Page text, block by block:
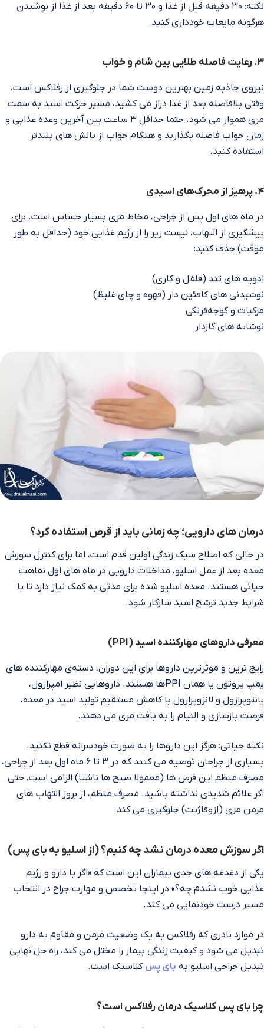
نکته: ۳۰ دقیقه قبل از غذا و ۳۰ تا ۶۰ دقیقه بعد از غذا از نوشیدن
هرگونه مایعات خودداری کنید.
۳. رعایت فاصله طلایی بین شام و خواب
نیروی جاذبه زمین بهترین دوست شما در جلوگیری از رفلاکس است.
وقتی بلافاصله بعد از غذا دراز می‌ کشید، مسیر حرکت اسید به سمت
مری هموار می‌ شود. حتما حداقل ۳ ساعت بین آخرین وعده غذایی و
زمان خواب فاصله بگذارید و هنگام خواب از بالش‌ های بلندتر
استفاده کنید.
۴. پرهیز از محرک‌های اسیدی
در ماه‌ های اول پس از جراحی، مخاط مری بسیار حساس است. برای
پیشگیری از التهاب، لیست زیر را از رژیم غذایی خود (حداقل به طور
موقت) حذف کنید:
ادویه‌ های تند (فلفل و کاری)
نوشیدنی‌ های کافئین‌ دار (قهوه و چای غلیظ)
مرکبات و گوجه‌فرنگی
نوشابه‌ های گازدار
درمان‌ های دارویی؛ چه زمانی باید از قرص استفاده کرد؟
در حالی که اصلاح سبک زندگی اولین قدم است، اما برای کنترل سوزش
معده بعد از عمل اسلیو، مداخلات دارویی در ماه‌ های اول نقاهت
حیاتی هستند. معده اسلیو شده برای مدتی به کمک نیاز دارد تا با
شرایط جدید ترشح اسید سازگار شود.
معرفی داروهای مهارکننده اسید (PPI)
رایج‌ ترین و موثرترین داروها برای این دوران، دسته‌ی مهارکننده‌ های
پمپ پروتون یا همان PPIها هستند. داروهایی نظیر امپرازول،
پانتوپرازول و لانزوپرازول با کاهش مستقیم تولید اسید در معده،
فرصت بازسازی و التیام را به بافت مری می‌ دهند.
نکته حیاتی: هرگز این داروها را به صورت خودسرانه قطع نکنید.
بسیاری از جراحان توصیه می‌ کنند که در ۳ تا ۶ ماه اول بعد از جراحی،
مصرف منظم این قرص‌ ها (معمولا صبح‌ ها ناشتا) الزامی است، حتی
اگر علائم شدیدی نداشته باشید. مصرف منظم، از بروز التهاب‌ های
مزمن مری (ازوفاژیت) جلوگیری می‌ کند.
اگر سوزش معده درمان نشد چه کنیم؟ (از اسلیو به بای‌ پس)
یکی از دغدغه‌ های جدی بیماران این است که «اگر با دارو و رژیم
غذایی خوب نشدم چه؟» در اینجا تخصص و مهارت جراح در انتخاب
مسیر درست خودنمایی می‌ کند.
در موارد نادری که رفلاکس به یک وضعیت مزمن و مقاوم به دارو
تبدیل می‌ شود و کیفیت زندگی بیمار را مختل می‌ کند، راه حل نهایی
تبدیل جراحی اسلیو به بای‌ پس کلاسیک است.
چرا بای‌ پس کلاسیک درمان رفلاکس است؟